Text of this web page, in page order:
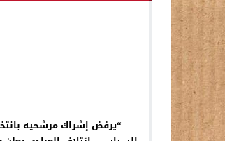
“يرفض إشراك مرشحيه